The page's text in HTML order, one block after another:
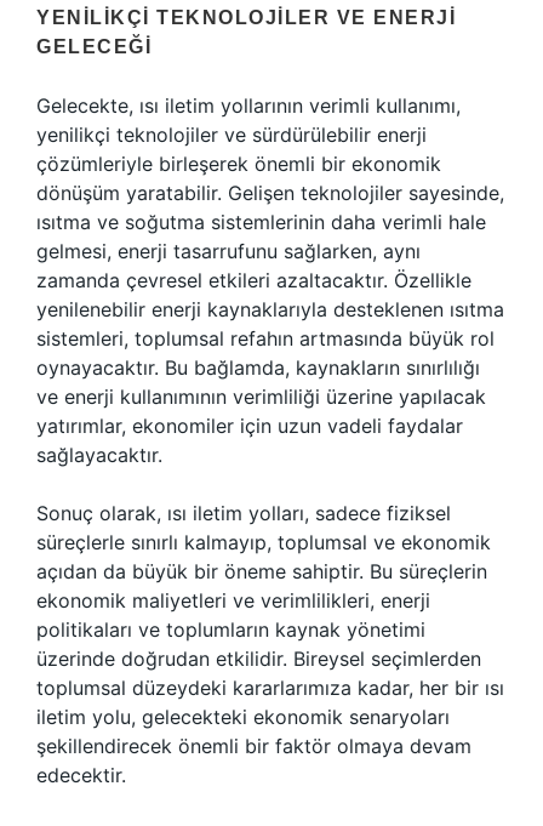
YENILIKÇI TEKNOLOJILER VE ENERJI
GELECEĞI
Gelecekte, ısı iletim yollarının verimli kullanımı,
yenilikçi teknolojiler ve sürdürülebilir enerji
çözümleriyle birleşerek önemli bir ekonomik
dönüşüm yaratabilir. Gelişen teknolojiler sayesinde,
ısıtma ve soğutma sistemlerinin daha verimli hale
gelmesi, enerji tasarrufunu sağlarken, aynı
zamanda çevresel etkileri azaltacaktır. Özellikle
yenilenebilir enerji kaynaklarıyla desteklenen ısıtma
sistemleri, toplumsal refahın artmasında büyük rol
oynayacaktır. Bu bağlamda, kaynakların sınırlılığı
ve enerji kullanımının verimliliği üzerine yapılacak
yatırımlar, ekonomiler için uzun vadeli faydalar
sağlayacaktır.
Sonuç olarak, ısı iletim yolları, sadece fiziksel
süreçlerle sınırlı kalmayıp, toplumsal ve ekonomik
açıdan da büyük bir öneme sahiptir. Bu süreçlerin
ekonomik maliyetleri ve verimlilikleri, enerji
politikaları ve toplumların kaynak yönetimi
üzerinde doğrudan etkilidir. Bireysel seçimlerden
toplumsal düzeydeki kararlarımıza kadar, her bir ısı
iletim yolu, gelecekteki ekonomik senaryoları
şekillendirecek önemli bir faktör olmaya devam
edecektir.